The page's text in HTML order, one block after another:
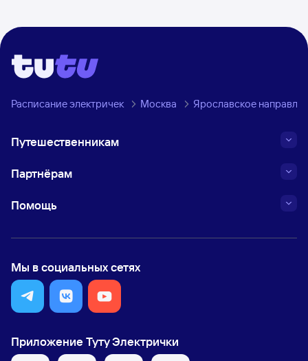
Расписание электричек Москва Ярославское
Путешественникам
Партнёрам
Помощь
Мы в социальных сетях
Приложение Туту Электрички